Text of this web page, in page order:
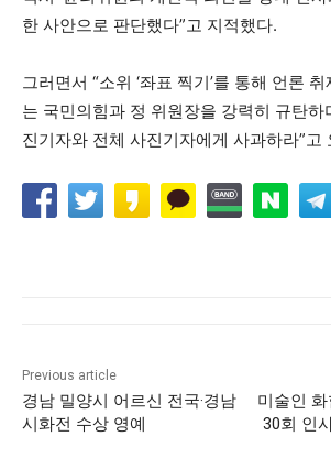
한 사안으로 판단했다”고 지적했다.
그러면서 “소위 ‘좌표 찍기’를 통해 언론
는 국민의힘과 정 위원장을 강력히 규탄
진기자와 전체 사진기자에게 사과하라”고
Previous article
경남 밀양시 어르신 전국·경남
시화전 수상 영예
미술인
30회 인